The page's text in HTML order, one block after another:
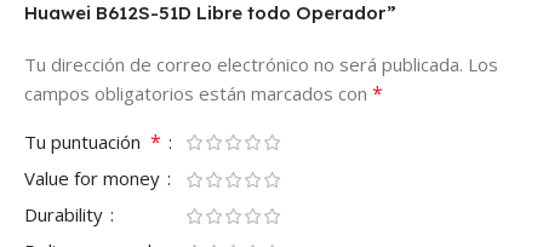
Huawei B612S-51D Libre todo Operador”
Tu dirección de correo electrónico no será publicada. Los
campos obligatorios están marcados con *
Tu puntuación *
Value for money
Durability